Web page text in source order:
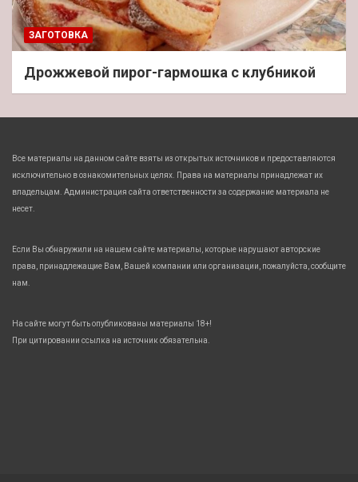
ЗАГОТОВКА
Дрожжевой пирог-гармошка с клубникой
Все материалы на данном сайте взяты из открытых источников и предоставляются
исключительно в ознакомительных целях. Права на материалы принадлежат их
владельцам. Администрация сайта ответственности за содержание материала не
несет.
Если Вы обнаружили на нашем сайте материалы, которые нарушают авторские
права, принадлежащие Вам, Вашей компании или организации, пожалуйста, сообщите
нам.
На сайте могут быть опубликованы материалы 18+!
При цитировании ссылка на источник обязательна.